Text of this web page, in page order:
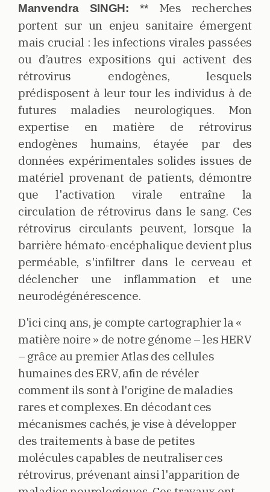
Manvendra SINGH: ** Mes recherches
portent sur un enjeu sanitaire émergent
mais crucial : les infections virales passées
ou d’autres expositions qui activent des
rétrovirus endogènes, lesquels
prédisposent à leur tour les individus à de
futures maladies neurologiques. Mon
expertise en matière de rétrovirus
endogènes humains, étayée par des
données expérimentales solides issues de
matériel provenant de patients, démontre
que l'activation virale entraîne la
circulation de rétrovirus dans le sang. Ces
rétrovirus circulants peuvent, lorsque la
barrière hémato-encéphalique devient plus
perméable, s'infiltrer dans le cerveau et
déclencher une inflammation et une
neurodégénérescence.
D'ici cinq ans, je compte cartographier la «
matière noire » de notre génome – les HERV
– grâce au premier Atlas des cellules
humaines des ERV, afin de révéler
comment ils sont à l'origine de maladies
rares et complexes. En décodant ces
mécanismes cachés, je vise à développer
des traitements à base de petites
molécules capables de neutraliser ces
rétrovirus, prévenant ainsi l'apparition de